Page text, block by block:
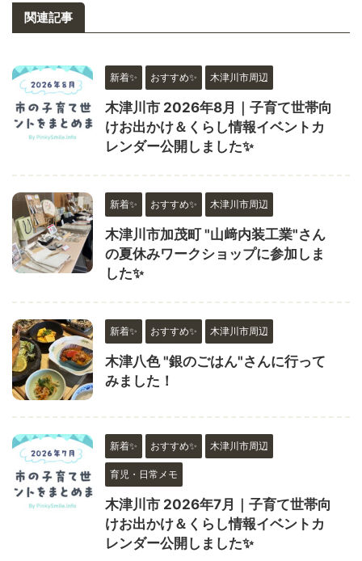
関連記事
新着✨ おすすめ✨ 木津川市周辺
木津川市 2026年8月｜子育て世帯向
けお出かけ＆くらし情報イベントカ
レンダー公開しました✨
新着✨ おすすめ✨ 木津川市周辺
木津川市加茂町 "山﨑内装工業"さん
の夏休みワークショップに参加しま
した✨
新着✨ おすすめ✨ 木津川市周辺
木津八色 "銀のごはん"さんに行って
みました！
新着✨ おすすめ✨ 木津川市周辺
育児・日常メモ
木津川市 2026年7月｜子育て世帯向
けお出かけ＆くらし情報イベントカ
レンダー公開しました✨